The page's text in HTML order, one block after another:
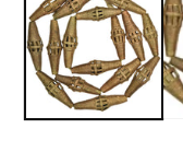
dans
une
fenêtre
modale